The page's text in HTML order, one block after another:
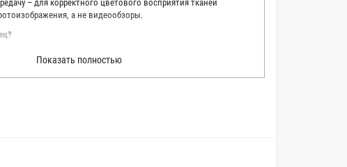
– для корректного цветового восприятия тканей
а не видеообзоры.
чтобы точно описать цвет каждой ткани из нашего каталога.
каждую ткань в естественном свете, стараемся
цветовые условия и описания. Но несмотря на наши
Показать полностью